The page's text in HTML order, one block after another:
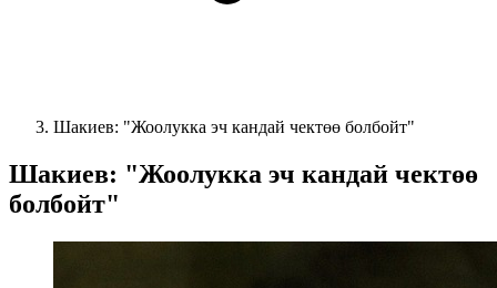
Шакиев: "Жоолукка эч кандай чектөө болбойт"
Шакиев: "Жоолукка эч кандай чектөө
болбойт"